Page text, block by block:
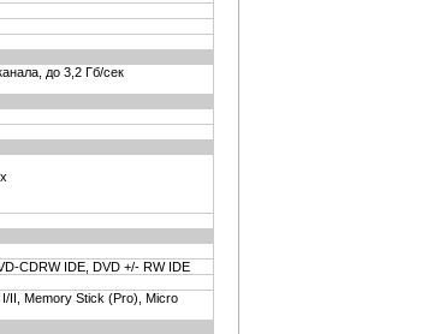
до 3,2 Гб/сек
CDRW IDE, DVD +/- RW IDE
II, Memory Stick (Pro), Micro